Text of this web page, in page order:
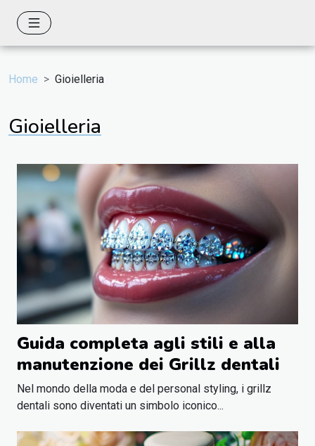
Home Gioielleria
Gioielleria
Guida completa agli stili e alla
manutenzione dei Grillz dentali
Nel mondo della moda e del personal styling, i grillz
dentali sono diventati un simbolo iconico...